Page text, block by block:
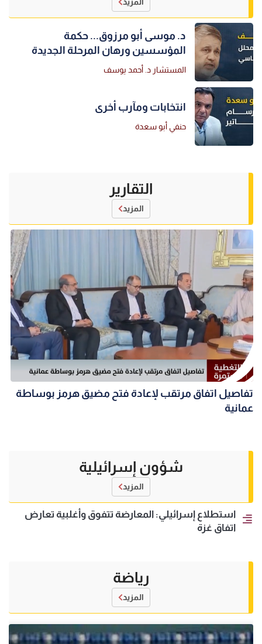
د. موسى أبو مرزوق... حكمة
المؤسسين ورهان المرحلة الجديدة
المستشار د. أحمد يوسف
انتخابات ومآرب أخرى
حنفي أبو سعدة
التقارير
المزيد
تفاصيل اتفاق مرتقب لإعادة فتح مضيق هرمز بوساطة
عمانية
شؤون إسرائيلية
المزيد
استطلاع إسرائيلي: المعارضة تتفوق وأغلبية تعارض
اتفاق غزة
رياضة
المزيد